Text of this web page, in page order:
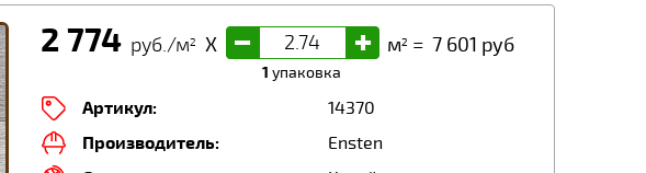
2 774 руб./м2 X - +
1 упаковка
м2 = 7 601 руб
Артикул:
14370
Производитель:
Ensten